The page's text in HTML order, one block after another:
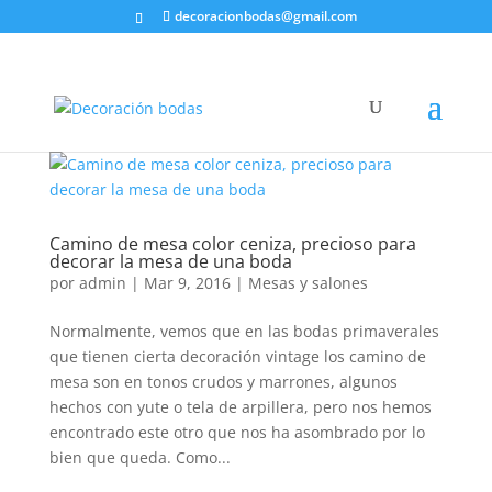
decoracionbodas@gmail.com
Camino de mesa color ceniza, precioso para
decorar la mesa de una boda
por admin | Mar 9, 2016| Mesas y salones
Normalmente, vemos que en las bodas primaverales
que tienen cierta decoración vintage los camino de
mesa son en tonos crudos y marrones, algunos
hechos con yute o tela de arpillera, pero nos hemos
encontrado este otro que nos ha asombrado por lo
bien que queda. Como...